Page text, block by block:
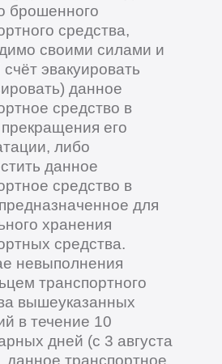
брошенного
средства,
своими силами и
эвакуировать
данное
средство в
его
либо
данное
средство в
для
хранения
средства.
невыполнения
транспортного
вышеуказанных
в течение 10
дней (с 3 августа
данное транспортное